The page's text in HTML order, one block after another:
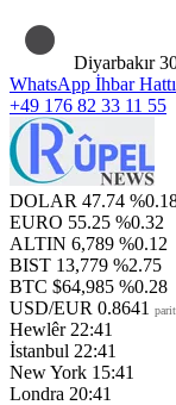
Diyarbakır
WhatsApp İhbar Hattı
+49 176 82 33 11 55
DOLAR 47.74
EURO 55.25 %0.32
ALTIN 6,789 %0.12
BIST 13,779 %2.75
BTC $64,985 %0.28
USD/EUR 0.8641
Hewlêr 22:41
İstanbul 22:41
New York 15:41
Londra 20:41